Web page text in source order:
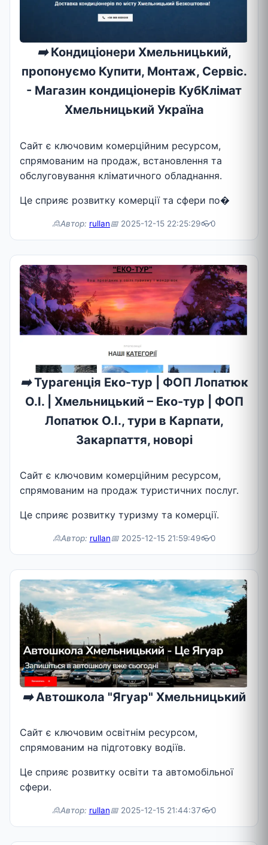
➡️Кондиціонери Хмельницький,
пропонуємо Купити, Монтаж, Сервіс.
- Магазин кондиціонерів КубКлімат
Хмельницький Україна
Сайт є ключовим комерційним ресурсом,
спрямованим на продаж, встановлення та
обслуговування кліматичного обладнання.
Це сприяє розвитку комерції та сфери по�
🙎Автор: rullan📅 2025-12-15 22:25:29👓0
➡️Турагенція Еко-тур | ФОП Лопатюк
О.І. | Хмельницький – Еко-тур | ФОП
Лопатюк О.І., тури в Карпати,
Закарпаття, новорі
Сайт є ключовим комерційним ресурсом,
спрямованим на продаж туристичних послуг.
Це сприяє розвитку туризму та комерції.
🙎Автор: rullan📅2025-12-15 21:59:49👓0
➡️Автошкола "Ягуар" Хмельницький
Сайт є ключовим освітнім ресурсом,
спрямованим на підготовку водіїв.
Це сприяє розвитку освіти та автомобільної
сфери.
🙎Автор: rullan📅2025-12-15 21:44:37👓0